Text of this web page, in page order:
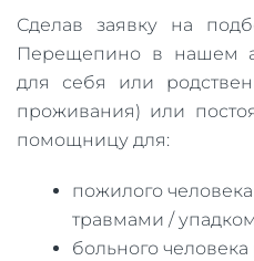
Сделав заявку на
Перещепино в нашем
для себя или
проживания) или
помощницу для:
пожилого
травмами /
больного